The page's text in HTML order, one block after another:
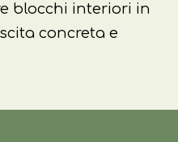
blocchi interiori in
concreta e